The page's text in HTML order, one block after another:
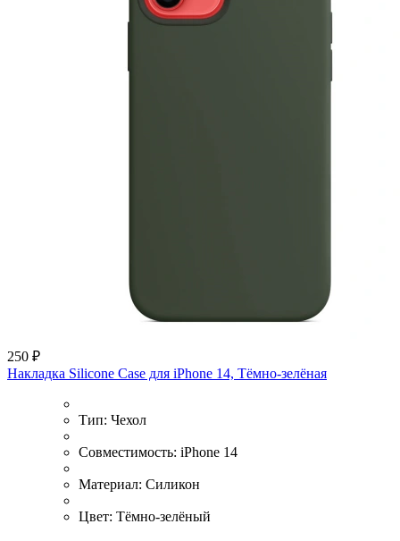
250 ₽
Накладка Silicone Case для iPhone 14, Тёмно-зелёная
Тип: Чехол
Совместимость: iPhone 14
Материал: Силикон
Цвет: Тёмно-зелёный